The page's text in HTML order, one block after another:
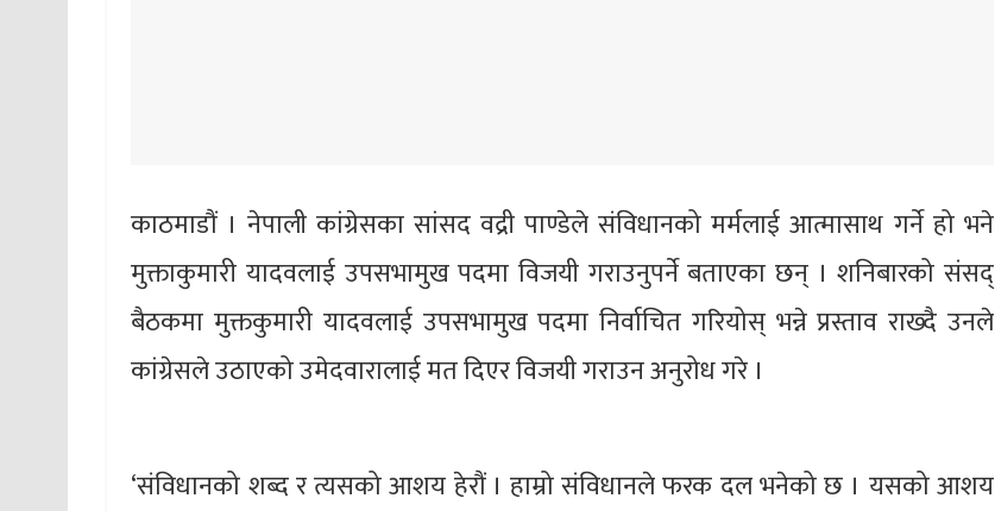
काठमाडौं । नेपाली कांग्रेसका सांसद वद्री पाण्डेले संविधानको मर्मलाई आत्मासाथ गर्ने हो भने
मुक्ताकुमारी यादवलाई उपसभामुख पदमा विजयी गराउनुपर्ने बताएका छन् । शनिबारको संसद्
बैठकमा मुक्तकुमारी यादवलाई उपसभामुख पदमा निर्वाचित गरियोस् भन्ने प्रस्ताव राख्दै उनले
कांग्रेसले उठाएको उमेदवारालाई मत दिएर विजयी गराउन अनुरोध गरे ।
‘संविधानको शब्द र त्यसको आशय हेरौं । हाम्रो संविधानले फरक दल भनेको छ । यसको आशय